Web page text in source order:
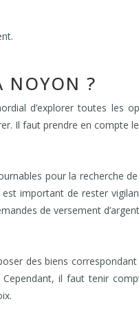
NOYON ?
d’explorer toutes les
Il faut prendre en compte
pour la recherche
important de rester
de versement
des biens
il faut tenir